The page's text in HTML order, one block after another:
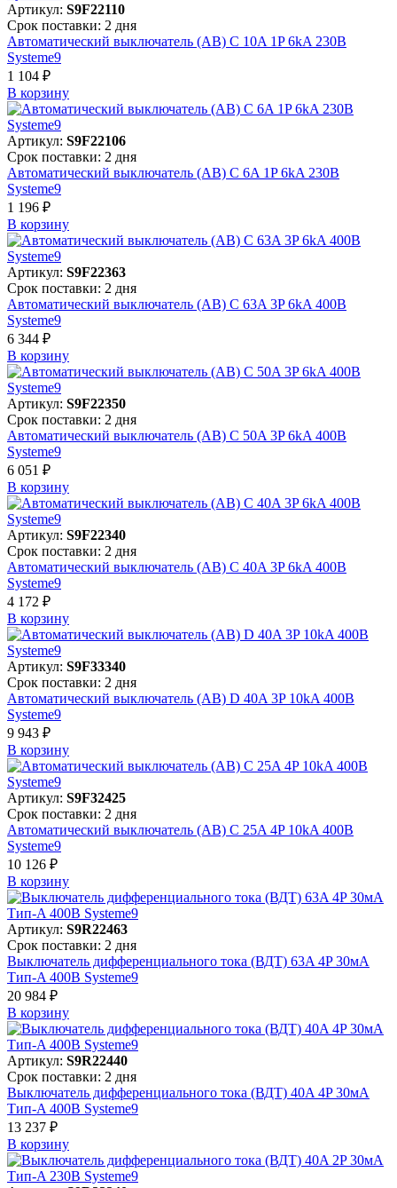
Артикул: S9F22110
Срок поставки: 2 дня
Автоматический выключатель (АВ) C 10A 1P 6kA 230В
Systeme9
1 104 ₽
В корзинy
Артикул: S9F22106
Срок поставки: 2 дня
Автоматический выключатель (АВ) C 6A 1P 6kA 230В
Systeme9
1 196 ₽
В корзинy
Артикул: S9F22363
Срок поставки: 2 дня
Автоматический выключатель (АВ) C 63A 3P 6kA 400В
Systeme9
6 344 ₽
В корзинy
Артикул: S9F22350
Срок поставки: 2 дня
Автоматический выключатель (АВ) C 50A 3P 6kA 400В
Systeme9
6 051 ₽
В корзинy
Артикул: S9F22340
Срок поставки: 2 дня
Автоматический выключатель (АВ) C 40A 3P 6kA 400В
Systeme9
4 172 ₽
В корзинy
Артикул: S9F33340
Срок поставки: 2 дня
Автоматический выключатель (АВ) D 40A 3P 10kA 400В
Systeme9
9 943 ₽
В корзинy
Артикул: S9F32425
Срок поставки: 2 дня
Автоматический выключатель (АВ) C 25A 4P 10kA 400В
Systeme9
10 126 ₽
В корзинy
Артикул: S9R22463
Срок поставки: 2 дня
Выключатель дифференциального тока (ВДТ) 63A 4P 30мА
Тип-A 400В Systeme9
20 984 ₽
В корзинy
Артикул: S9R22440
Срок поставки: 2 дня
Выключатель дифференциального тока (ВДТ) 40A 4P 30мА
Тип-A 400В Systeme9
13 237 ₽
В корзинy